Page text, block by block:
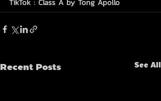
Recent Posts See All